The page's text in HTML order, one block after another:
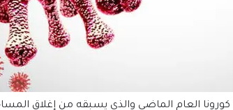
العام الماضي والذي يسبقه من إغلاق